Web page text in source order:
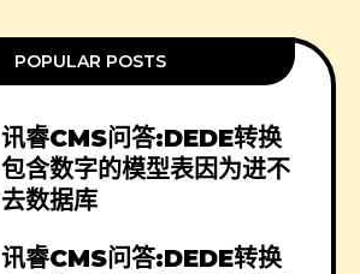
POPULAR POSTS
讯睿CMS问答:DEDE转换
包含数字的模型表因为进不
去数据库
讯睿CMS问答:DEDE转换